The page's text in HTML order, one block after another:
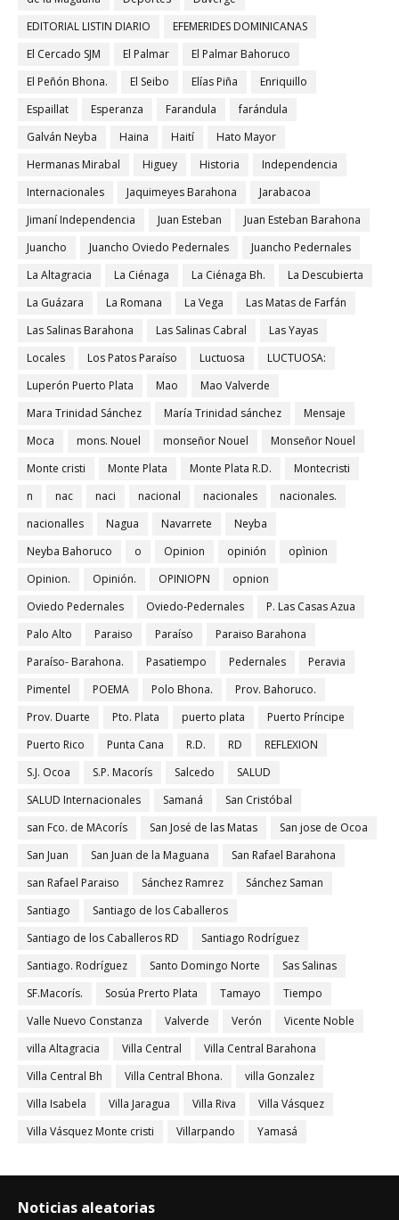
EDITORIAL LISTIN DIARIO
EFEMERIDES DOMINICANAS
El Cercado SJM
El Palmar
El Palmar Bahoruco
El Peñón Bhona.
El Seibo Elías Piña
Enriquillo
Espaillat
Esperanza Farandula
farándula
Galván Neyba
Haina Haití
Hato Mayor
Hermanas Mirabal
Higuey Historia
Independencia
Internacionales
Jaquimeyes Barahona
Jarabacoa
Jimaní Independencia
Juan Esteban
Juan Esteban Barahona
Juancho
Juancho Oviedo Pedernales
Juancho Pedernales
La Altagracia
La Ciénaga La Ciénaga Bh.
La Descubierta
La Guázara
La Romana La Vega
Las Matas de Farfán
Las Salinas Barahona
Las Salinas Cabral
Las Yayas
Locales
Los Patos Paraíso Luctuosa
LUCTUOSA:
Luperón Puerto Plata
Mao
Mao Valverde
Mara Trinidad Sánchez
María Trinidad sánchez
Mensaje
Moca
mons. Nouel monseñor Nouel
Monseñor Nouel
Monte cristi
Monte Plata Monte Plata R.D.
Montecristi
n
nac naci nacional nacionales
nacionales.
nacionalles
Nagua Navarrete
Neyba
Neyba Bahoruco
o Opinion opinión
opìnion
Opinion.
Opinión. OPINIOPN
opnion
Oviedo Pedernales
Oviedo-Pedernales
P. Las Casas Azua
Palo Alto
Paraiso Paraíso
Paraiso Barahona
Paraíso- Barahona.
Pasatiempo Pedernales
Peravia
Pimentel
POEMA Polo Bhona.
Prov. Bahoruco.
Prov. Duarte
Pto. Plata puerto plata
Puerto Príncipe
Puerto Rico
Punta Cana R.D. RD
REFLEXION
S.J. Ocoa
S.P. Macorís Salcedo
SALUD
SALUD Internacionales
Samaná
San Cristóbal
san Fco. de MAcorís
San José de las Matas
San jose de Ocoa
San Juan
San Juan de la Maguana
San Rafael Barahona
san Rafael Paraiso
Sánchez Ramrez
Sánchez Saman
Santiago
Santiago de los Caballeros
Santiago de los Caballeros RD
Santiago Rodríguez
Santiago. Rodríguez
Santo Domingo Norte
Sas Salinas
SF.Macorís.
Sosúa Prerto Plata Tamayo
Tiempo
Valle Nuevo Constanza
Valverde Verón
Vicente Noble
villa Altagracia
Villa Central
Villa Central Barahona
Villa Central Bh
Villa Central Bhona.
villa Gonzalez
Villa Isabela
Villa Jaragua Villa Riva
Villa Vásquez
Villa Vásquez Monte cristi
Villarpando Yamasá
Noticias aleatorias